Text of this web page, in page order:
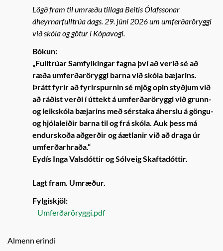
Lögð fram til umræðu tillaga Beitis Ólafssonar
áheyrnarfulltrúa dags. 29. júní 2026 um umferðaröryggi
við skóla og götur í Kópavogi.
Bókun:
„Fulltrúar Samfylkingar fagna því að verið sé að
ræða umferðaröryggi barna við skóla bæjarins.
Þrátt fyrir að fyrirspurnin sé mjög opin styðjum við
að ráðist verði í úttekt á umferðaröryggi við grunn-
og leikskóla bæjarins með sérstaka áherslu á göngu-
og hjólaleiðir barna til og frá skóla. Auk þess má
endurskoða aðgerðir og áætlanir við að draga úr
umferðarhraða.“
Eydís Inga Valsdóttir og Sólveig Skaftadóttir.
Lagt fram. Umræður.
Fylgiskjöl:
Umferðaröryggi.pdf
Almenn erindi